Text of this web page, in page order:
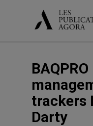
trackers
Darty